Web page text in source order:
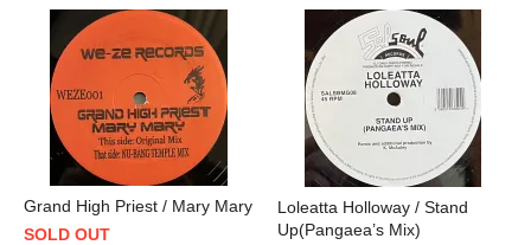
Grand High Priest / Mary Mary
SOLD OUT
Loleatta Holloway / Stand
Up(Pangaea’s Mix)